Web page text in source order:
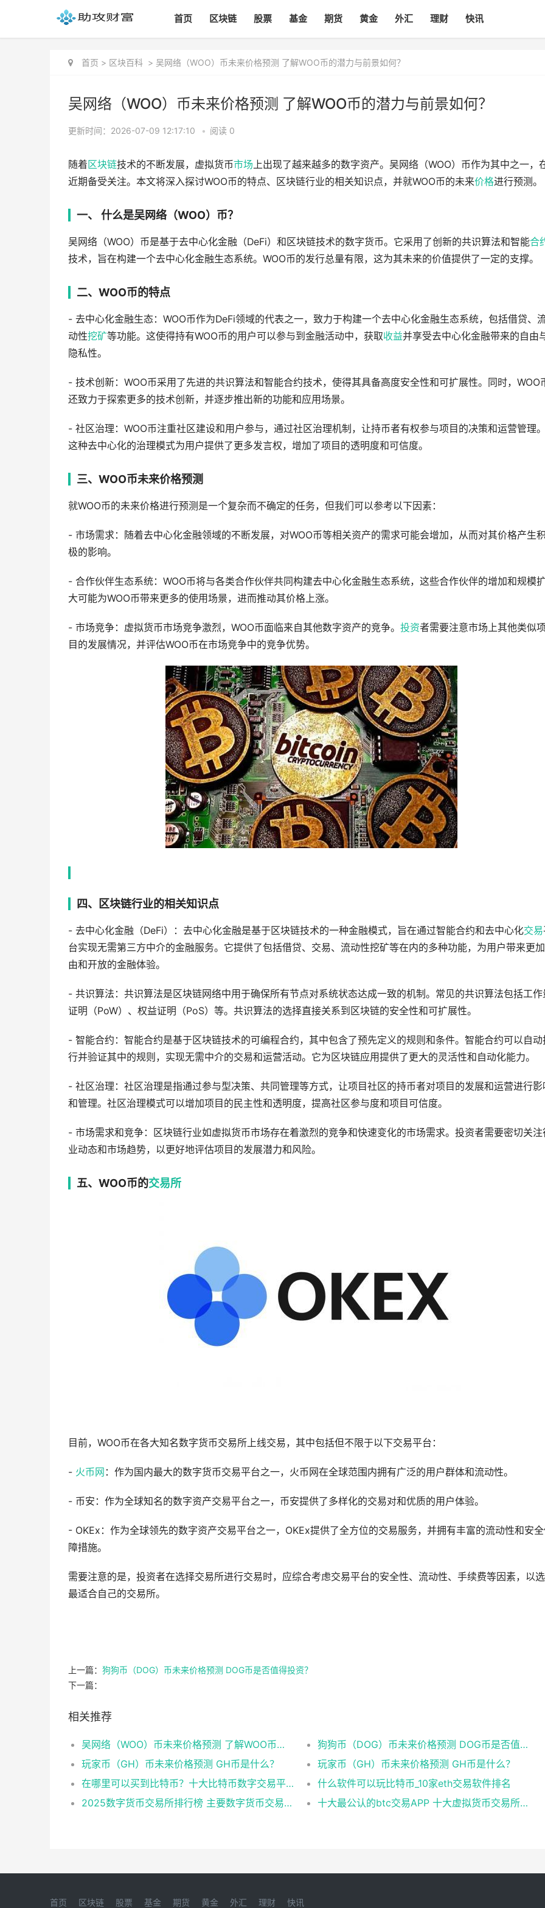
首页 区块链 股票 基金 期货 黄金 外汇 理财 快讯
首页 > 区块百科 > 吴网络（WOO）币未来价格预测 了解WOO币的潜力与前景如何？
吴网络（WOO）币未来价格预测 了解WOO币的潜力与前景如何？
更新时间：2026-07-09 12:17:10 • 阅读 0
随着区块链技术的不断发展，虚拟货币市场上出现了越来越多的数字资产。吴网络（WOO）币作为其中之一，
近期备受关注。本文将深入探讨WOO币的特点、区块链行业的相关知识点，并就WOO币的未来价格进行预测。
一、 什么是吴网络（WOO）币？
吴网络（WOO）币是基于去中心化金融（DeFi）和区块链技术的数字货币。它采用了创新的共识算法和智能合
技术，旨在构建一个去中心化金融生态系统。WOO币的发行总量有限，这为其未来的价值提供了一定的支撑。
二、WOO币的特点
- 去中心化金融生态：WOO币作为DeFi领域的代表之一，致力于构建一个去中心化金融生态系统，包括借贷、
动性挖矿等功能。这使得持有WOO币的用户可以参与到金融活动中，获取收益并享受去中心化金融带来的自由
隐私性。
- 技术创新：WOO币采用了先进的共识算法和智能合约技术，使得其具备高度安全性和可扩展性。同时，WOO
还致力于探索更多的技术创新，并逐步推出新的功能和应用场景。
- 社区治理：WOO币注重社区建设和用户参与，通过社区治理机制，让持币者有权参与项目的决策和运营管理
这种去中心化的治理模式为用户提供了更多发言权，增加了项目的透明度和可信度。
三、WOO币未来价格预测
就WOO币的未来价格进行预测是一个复杂而不确定的任务，但我们可以参考以下因素：
- 市场需求：随着去中心化金融领域的不断发展，对WOO币等相关资产的需求可能会增加，从而对其价格产生
极的影响。
- 合作伙伴生态系统：WOO币将与各类合作伙伴共同构建去中心化金融生态系统，这些合作伙伴的增加和规模
大可能为WOO币带来更多的使用场景，进而推动其价格上涨。
- 市场竞争：虚拟货币市场竞争激烈，WOO币面临来自其他数字资产的竞争。 投资者需要注意市场上其他类似
目的发展情况，并评估WOO币在市场竞争中的竞争优势。
四、区块链行业的相关知识点
- 去中心化金融（DeFi）：去中心化金融是基于区块链技术的一种金融模式，旨在通过智能合约和去中心化交易
台实现无需第三方中介的金融服务。它提供了包括借贷、交易、流动性挖矿等在内的多种功能，为用户带来更
由和开放的金融体验。
- 共识算法：共识算法是区块链网络中用于确保所有节点对系统状态达成一致的机制。常见的共识算法包括工作
证明（PoW）、权益证明（PoS）等。共识算法的选择直接关系到区块链的安全性和可扩展性。
- 智能合约：智能合约是基于区块链技术的可编程合约，其中包含了预先定义的规则和条件。智能合约可以自动
行并验证其中的规则，实现无需中介的交易和运营活动。它为区块链应用提供了更大的灵活性和自动化能力。
- 社区治理：社区治理是指通过参与型决策、共同管理等方式，让项目社区的持币者对项目的发展和运营进行影
和管理。社区治理模式可以增加项目的民主性和透明度，提高社区参与度和项目可信度。
- 市场需求和竞争：区块链行业如虚拟货币市场存在着激烈的竞争和快速变化的市场需求。投资者需要密切关注
业动态和市场趋势，以更好地评估项目的发展潜力和风险。
五、WOO币的交易所
目前，WOO币在各大知名数字货币交易所上线交易，其中包括但不限于以下交易平台：
- 火币网 ：作为国内最大的数字货币交易平台之一，火币网在全球范围内拥有广泛的用户群体和流动性。
- 币安：作为全球知名的数字资产交易平台之一，币安提供了多样化的交易对和优质的用户体验。
- OKEx：作为全球领先的数字资产交易平台之一，OKEx提供了全方位的交易服务，并拥有丰富的流动性和安
障措施。
需要注意的是，投资者在选择交易所进行交易时，应综合考虑交易平台的安全性、流动性、手续费等因素，以
最适合自己的交易所。
上一篇： 狗狗币（DOG）币未来价格预测 DOG币是否值得投资？
下一篇：
相关推荐
吴网络（WOO）币未来价格预测 了解WOO币的潜力与前景如何？
狗狗币（DOG）币未来价格预测 DOG币是否值得投资？
玩家币（GH）币未来价格预测 GH币是什么？
玩家币（GH）币未来价格预测 GH币是什么？
在哪里可以买到比特币？十大比特币数字交易平台排行榜
什么软件可以玩比特币_10家eth交易软件排名
2025数字货币交易所排行榜 主要数字货币交易所排名
十大最公认的btc交易APP 十大虚拟货币交易所app排名
首页 区块链 股票 基金 期货 黄金 外汇 理财 快讯